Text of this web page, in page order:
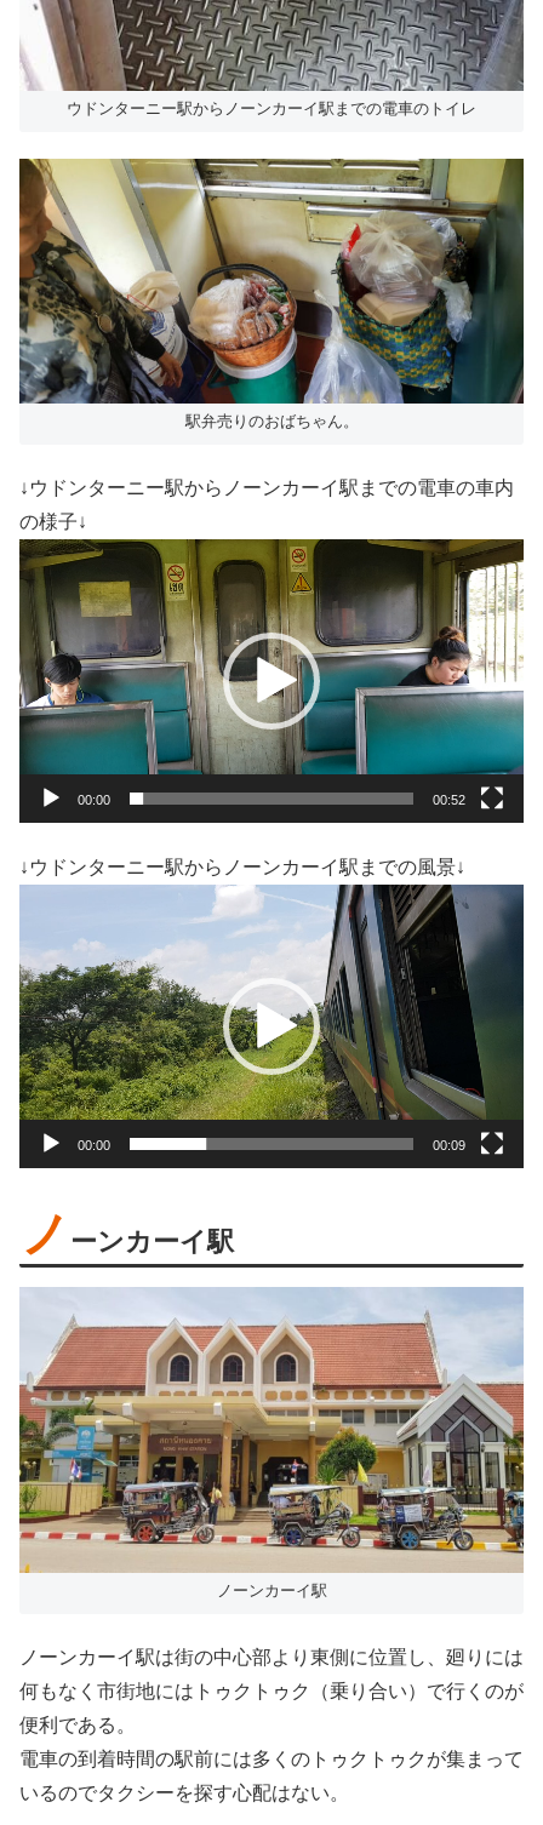
ウドンターニー駅からノーンカーイ駅までの電車のトイレ
駅弁売りのおばちゃん。
↓ウドンターニー駅からノーンカーイ駅までの電車の車内
の様子↓
動
画
プ
レ
ー
ヤ
00:00 00:52
↓ウドンターニー駅からノーンカーイ駅までの風景↓
プ
レ
ー
ヤ
ー
00:00 00:09
ノ ーンカーイ駅
ノーンカーイ駅
ノーンカーイ駅は街の中心部より東側に位置し、廻りには
何もなく市街地にはトゥクトゥク（乗り合い）で行くのが
便利である。
電車の到着時間の駅前には多くのトゥクトゥクが集まって
いるのでタクシーを探す心配はない。